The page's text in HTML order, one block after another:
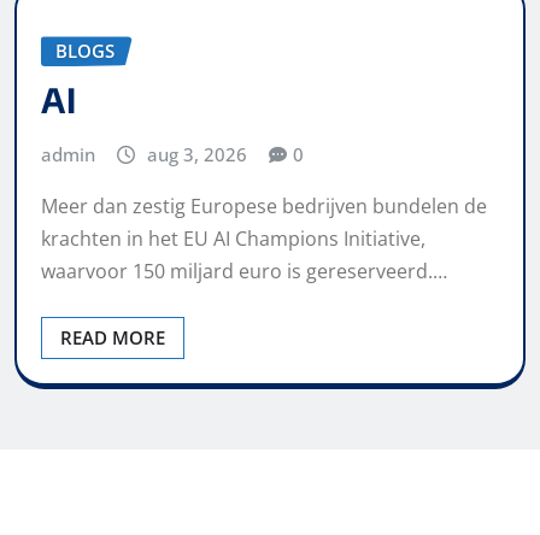
BLOGS
AI
admin aug 3, 2026 0
Meer dan zestig Europese bedrijven bundelen de
krachten in het EU AI Champions Initiative,
waarvoor 150 miljard euro is gereserveerd.…
READ MORE